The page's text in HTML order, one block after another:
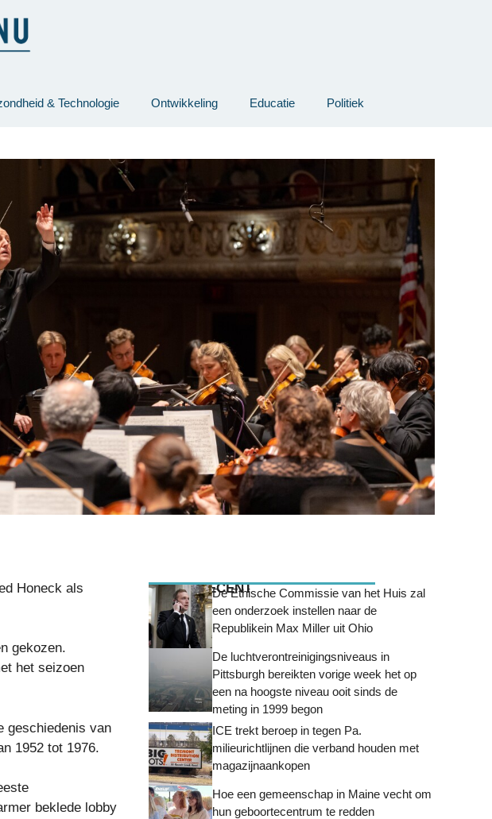
& Technologie Ontwikkeling Educatie Politiek
Honeck als
gekozen.
het seizoen
geschiedenis van
1952 tot 1976.
beklede lobby
MEEST RECENTDe Ethische Commissie van het Huis zal
een onderzoek instellen naar de
Republikein Max Miller uit Ohio
De luchtverontreinigingsniveaus in
Pittsburgh bereikten vorige week het op
een na hoogste niveau ooit sinds de
meting in 1999 begon
ICE trekt beroep in tegen Pa.
milieurichtlijnen die verband houden met
magazijnaankopen
Hoe een gemeenschap in Maine vecht om
hun geboortecentrum te redden